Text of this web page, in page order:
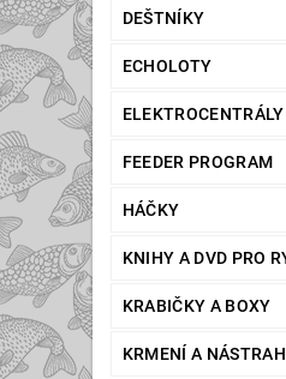
DEŠTNÍKY
ECHOLOTY
ELEKTROCENTRÁLY
FEEDER PROGRAM
HÁČKY
KNIHY A DVD PRO
KRABIČKY A BOXY
KRMENÍ A